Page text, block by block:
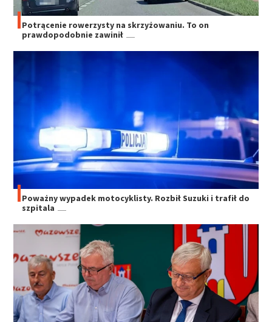
Potrącenie rowerzysty na skrzyżowaniu. To on
prawdopodobnie zawinił
Poważny wypadek motocyklisty. Rozbił Suzuki i trafił do
szpitala